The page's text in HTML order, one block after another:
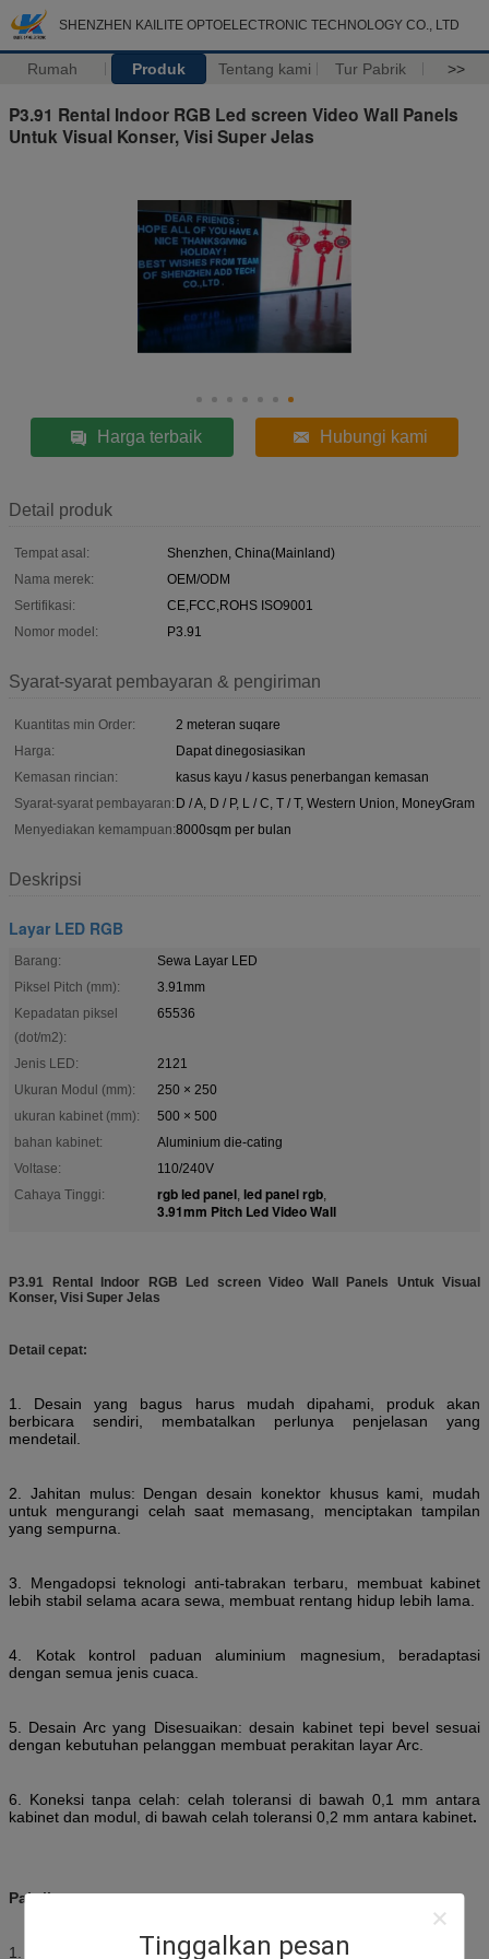
SHENZHEN KAILITE OPTOELECTRONIC TECHNOLOGY CO., LTD
Rumah Produk Tentang kami Tur Pabrik >>
Tinggalkan pesan
P3.91 Rental Indoor RGB Led screen Video Wall Panels
Untuk Visual Konser, Visi Super Jelas
Harga terbaik Hubungi kami
Detail produk
Tempat asal:
Shenzhen, China(Mainland)
Nama merek:
OEM/ODM
Sertifikasi:
CE,FCC,ROHS ISO9001
Nomor model:
P3.91
Syarat-syarat pembayaran & pengiriman
Kuantitas min Order:
2 meteran suqare
Harga:
Dapat dinegosiasikan
Kemasan rincian:
kasus kayu / kasus penerbangan kemasan
Syarat-syarat pembayaran: D / A, D / P, L / C, T / T, Western Union, MoneyGram
Menyediakan kemampuan:8000sqm per bulan
Deskripsi
Layar LED RGB
Barang:
Sewa Layar LED
Piksel Pitch (mm):
3.91mm
Kepadatan piksel
(dot/m2):
65536
Jenis LED:
2121
Ukuran Modul (mm):
250 × 250
ukuran kabinet (mm):
500 × 500
bahan kabinet:
Aluminium die-cating
Voltase:
110/240V
Cahaya Tinggi:
rgb led panel, led panel rgb,
3.91mm Pitch Led Video Wall
P3.91 Rental Indoor RGB Led screen Video Wall Panels Untuk Visual
Konser, Visi Super Jelas
Detail cepat:
1. Desain yang bagus harus mudah dipahami, produk akan
berbicara sendiri, membatalkan perlunya penjelasan yang
mendetail.
2. Jahitan mulus: Dengan desain konektor khusus kami, mudah
untuk mengurangi celah saat memasang, menciptakan tampilan
yang sempurna.
3. Mengadopsi teknologi anti-tabrakan terbaru, membuat kabinet
lebih stabil selama acara sewa, membuat rentang hidup lebih lama.
4. Kotak kontrol paduan aluminium magnesium, beradaptasi
dengan semua jenis cuaca.
5. Desain Arc yang Disesuaikan: desain kabinet tepi bevel sesuai
dengan kebutuhan pelanggan membuat perakitan layar Arc.
6. Koneksi tanpa celah: celah toleransi di bawah 0,1 mm antara
kabinet dan modul, di bawah celah toleransi 0,2 mm antara kabinet.
Pabrik:
1. Hampir 10.000 meter persegi bengkel dan area operasi.